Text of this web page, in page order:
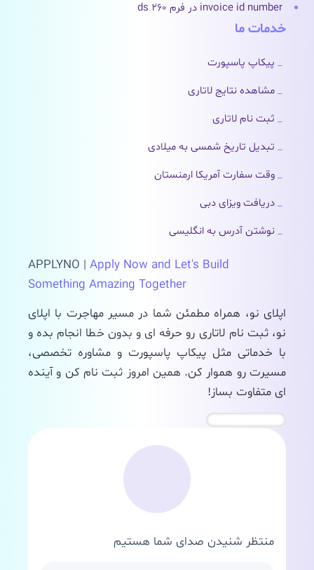
invoice id number در فرم ds 260
خدمات ما
پیکاپ پاسپورت
مشاهده نتایج لاتاری
ثبت نام لاتاری
تبدیل تاریخ شمسی به میلادی
وقت سفارت آمریکا ارمنستان
دریافت ویزای دبی
نوشتن آدرس به انگلیسی
APPLYNO | Apply Now and Let's Build
Something Amazing Together
اپلای نو، همراه مطمئن شما در مسیر مهاجرت با اپلای
نو، ثبت نام لاتاری رو حرفه ای و بدون خطا انجام بده و
با خدماتی مثل پیکاپ پاسپورت و مشاوره تخصصی،
مسیرت رو هموار کن. همین امروز ثبت نام کن و آینده
ای متفاوت بساز!
منتظر شنیدن صدای شما هستیم